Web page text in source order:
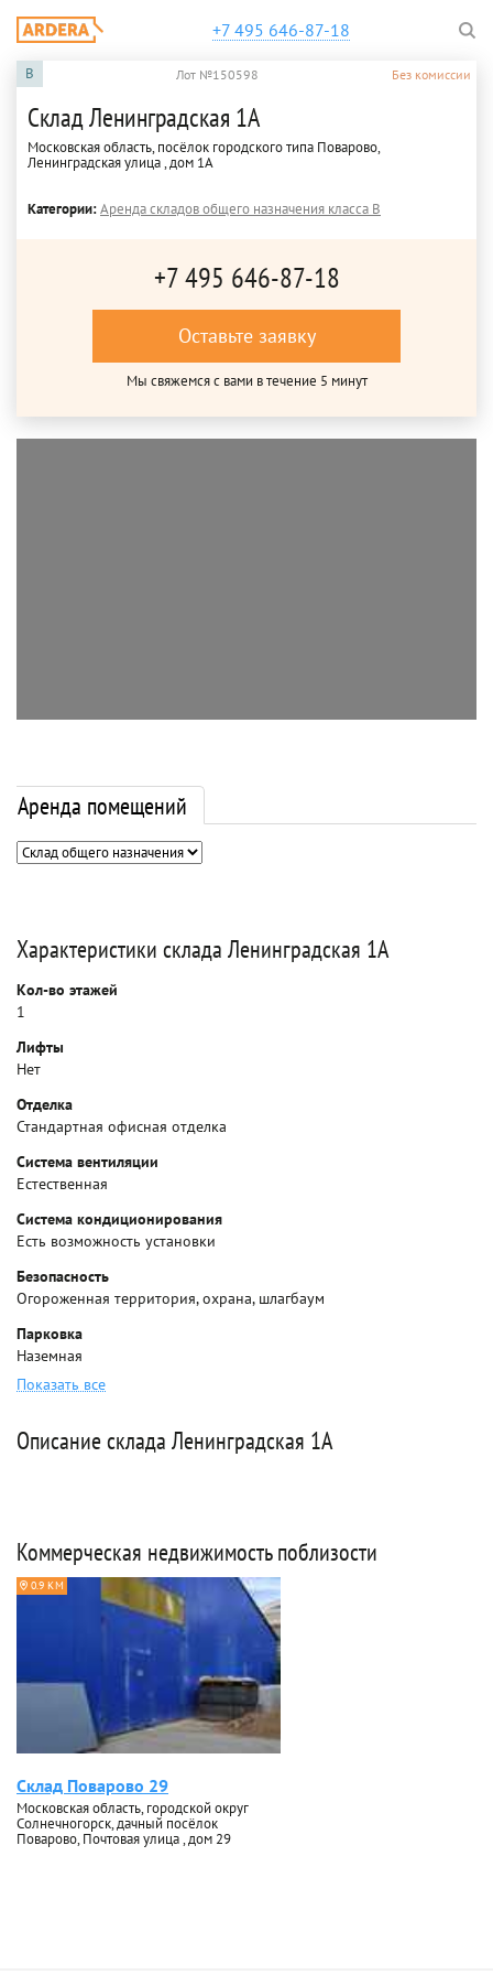
+7 495 646-87-18
B Лот №150598 Без комиссии
Склад Ленинградская 1А
Московская область, посёлок городского типа Поварово,
Ленинградская улица , дом 1А
Категории:Аренда складов общего назначения класса B
+7 495 646-87-18
Оставьте заявку
Мы свяжемся с вами в течение 5 минут
Аренда помещений
Характеристики склада Ленинградская 1А
Кол-во этажей
1
Лифты
Нет
Отделка
Стандартная офисная отделка
Система вентиляции
Естественная
Система кондиционирования
Есть возможность установки
Безопасность
Огороженная территория, охрана, шлагбаум
Парковка
Наземная
Показать все
Описание склада Ленинградская 1А
Коммерческая недвижимость поблизости
0.9 КМ
Склад Поварово 29
Московская область, городской округ
Солнечногорск, дачный посёлок
Поварово, Почтовая улица , дом 29